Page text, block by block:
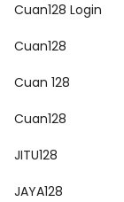
Cuan128 Login
Cuan128
Cuan 128
Cuan128
JITU128
JAYA128